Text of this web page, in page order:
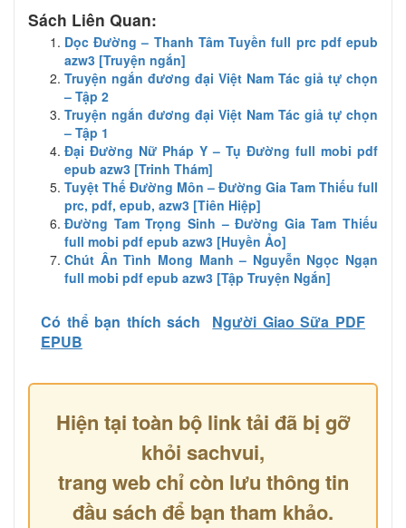
Sách Liên Quan:
Dọc Đường – Thanh Tâm Tuyền full prc pdf epub
azw3 [Truyện ngắn]
Truyện ngắn đương đại Việt Nam Tác giả tự chọn
– Tập 2
Truyện ngắn đương đại Việt Nam Tác giả tự chọn
– Tập 1
Đại Đường Nữ Pháp Y – Tụ Đường full mobi pdf
epub azw3 [Trinh Thám]
Tuyệt Thế Đường Môn – Đường Gia Tam Thiếu full
prc, pdf, epub, azw3 [Tiên Hiệp]
Đường Tam Trọng Sinh – Đường Gia Tam Thiếu
full mobi pdf epub azw3 [Huyền Ảo]
Chút Ân Tình Mong Manh – Nguyễn Ngọc Ngạn
full mobi pdf epub azw3 [Tập Truyện Ngắn]
Có thể bạn thích sách
Người Giao Sữa PDF
EPUB
Hiện tại toàn bộ link tải đã bị gỡ
khỏi sachvui,
trang web chỉ còn lưu thông tin
đầu sách để bạn tham khảo.